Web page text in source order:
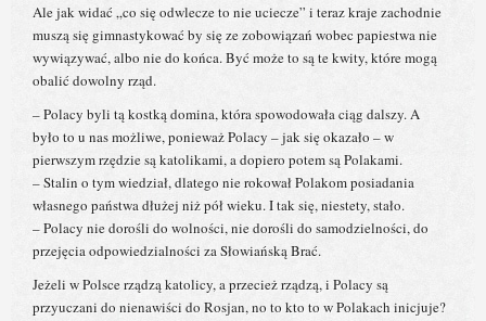
Ale jak widać „co się odwlecze to nie uciecze” i teraz kraje zachodnie
muszą się gimnastykować by się ze zobowiązań wobec papiestwa nie
wywiązywać, albo nie do końca. Być może to są te kwity, które mogą
obalić dowolny rząd.
– Polacy byli tą kostką domina, która spowodowała ciąg dalszy. A
było to u nas możliwe, ponieważ Polacy – jak się okazało – w
pierwszym rzędzie są katolikami, a dopiero potem są Polakami.
– Stalin o tym wiedział, dlatego nie rokował Polakom posiadania
własnego państwa dłużej niż pół wieku. I tak się, niestety, stało.
– Polacy nie dorośli do wolności, nie dorośli do samodzielności, do
przejęcia odpowiedzialności za Słowiańską Brać.
Jeżeli w Polsce rządzą katolicy, a przecież rządzą, i Polacy są
przyuczani do nienawiści do Rosjan, no to kto to w Polakach inicjuje?